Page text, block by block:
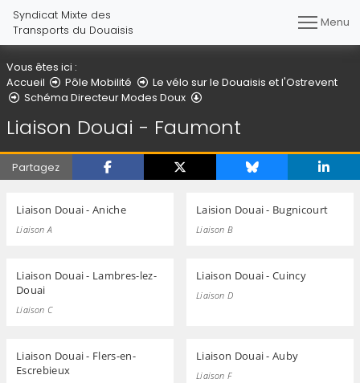
Syndicat Mixte des
Transports du Douaisis
Menu
Vous êtes ici :
Accueil
Pôle Mobilité
Le vélo sur le Douaisis et l'Ostrevent
Schéma Directeur Modes Doux
Liaison Douai - Faumont
Partagez
Liaison Douai - Aniche
Liaison A
Laision Douai - Bugnicourt
Liaison B
Liaison Douai - Lambres-lez-
Douai
Liaison C
Liaison Douai - Cuincy
Liaison D
Liaison Douai - Flers-en-
Escrebieux
Liaison Douai - Auby
Liaison F